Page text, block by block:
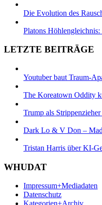
Die Evolution des
Platons
LETZTE BEITRÄGE
Youtuber baut Traum-
The Koreatown Oddity
Trump als
Dark Lo & V Don –
Tristan Harris über KI-
WHUDAT
Impressum+Mediadaten
Datenschutz